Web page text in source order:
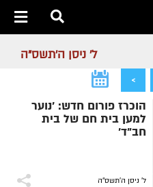
ל' ניסן ה׳תשס״ה
>
הוכרז פורום חדש: 'נוער
למען בית חם של בית
חב"ד'
ל' ניסן ה׳תשס״ה